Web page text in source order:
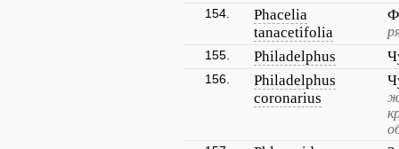
154.
Phacelia
tanacetifolia
155. Philadelphus
156.
Philadelphus
coronarius